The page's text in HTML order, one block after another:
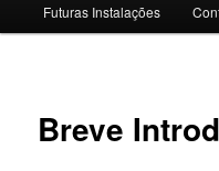
o
primário
Futuras Instalações
Breve